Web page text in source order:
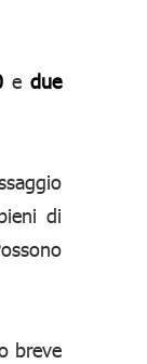
edue
di
breve